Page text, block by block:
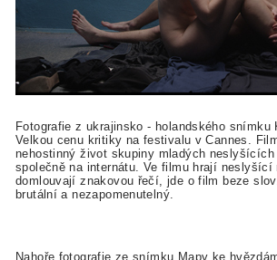
Fotografie z ukrajinsko - holandského snímku
Velkou cenu kritiky na festivalu v Cannes.
nehostinný život skupiny mladých
společně na internátu. Ve filmu hrají
domlouvají znakovou řečí, jde o film beze
brutální a nezapomenutelný.
Nahoře fotografie ze snímku Mapy ke